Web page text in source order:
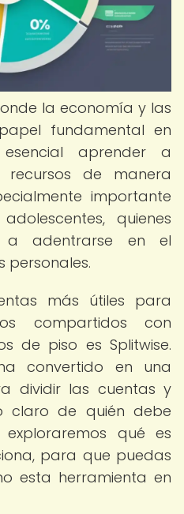
la economía y las
fundamental en
aprender a
recursos de manera
importante
quienes
a adentrarse en el
personales.
más útiles para
compartidos con
de piso es Splitwise.
convertido en una
dividir las cuentas y
claro de quién debe
qué es
para que puedas
esta herramienta en